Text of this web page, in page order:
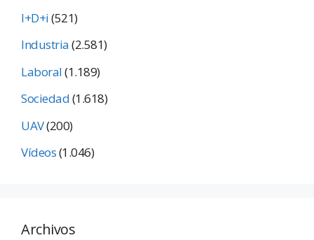
I+D+i(521)
Industria(2.581)
Laboral(1.189)
Sociedad(1.618)
UAV(200)
Vídeos(1.046)
Archivos